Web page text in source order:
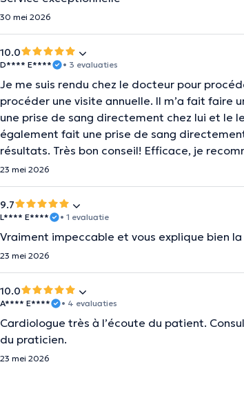
30 mei 2026
10.0
D**** E**** • 3 evaluaties
Je me suis rendu chez le docteur pour
procéder une visite annuelle. Il m’a fait faire
une prise de sang directement chez lui et le
également fait une prise de sang
résultats. Très bon conseil! Efficace, je
23 mei 2026
9.7
L**** E**** • 1 evaluatie
Vraiment impeccable et vous explique bien
23 mei 2026
10.0
A**** E**** • 4 evaluaties
Cardiologue très à l’écoute du patient.
du praticien.
23 mei 2026